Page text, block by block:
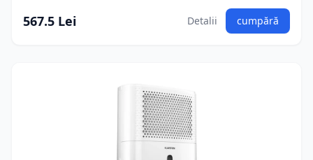
567.5 Lei Detalii cumpără